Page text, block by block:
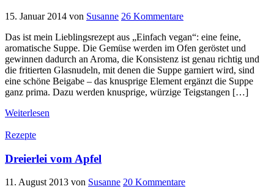
15. Januar 2014 von Susanne 26 Kommentare
Das ist mein Lieblingsrezept aus „Einfach vegan“: eine feine,
aromatische Suppe. Die Gemüse werden im Ofen geröstet und
gewinnen dadurch an Aroma, die Konsistenz ist genau richtig und
die fritierten Glasnudeln, mit denen die Suppe garniert wird, sind
eine schöne Beigabe – das knusprige Element ergänzt die Suppe
ganz prima. Dazu werden knusprige, würzige Teigstangen […]
Weiterlesen
Rezepte
Dreierlei vom Apfel
11. August 2013 von Susanne 20 Kommentare